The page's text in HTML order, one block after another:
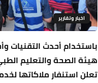
اخبار وتقارير
باستخدام أحدث التقنيات
هيئة الصحة والتعليم
تعلن استنفار ملاكاتها